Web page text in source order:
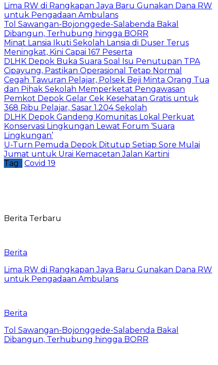
Lima RW di Rangkapan Jaya Baru Gunakan Dana RW
untuk Pengadaan Ambulans
Tol Sawangan-Bojonggede-Salabenda Bakal
Dibangun, Terhubung hingga BORR
Minat Lansia Ikuti Sekolah Lansia di Duser Terus
Meningkat, Kini Capai 167 Peserta
DLHK Depok Buka Suara Soal Isu Penutupan TPA
Cipayung, Pastikan Operasional Tetap Normal
Cegah Tawuran Pelajar, Polsek Beji Minta Orang Tua
dan Pihak Sekolah Memperketat Pengawasan
Pemkot Depok Gelar Cek Kesehatan Gratis untuk
368 Ribu Pelajar, Sasar 1.204 Sekolah
DLHK Depok Gandeng Komunitas Lokal Perkuat
Konservasi Lingkungan Lewat Forum ‘Suara
Lingkungan’
U-Turn Pemuda Depok Ditutup Setiap Sore Mulai
Jumat untuk Urai Kemacetan Jalan Kartini
Tag : Covid 19
Berita Terbaru
Berita
Lima RW di Rangkapan Jaya Baru Gunakan Dana RW
untuk Pengadaan Ambulans
Berita
Tol Sawangan-Bojonggede-Salabenda Bakal
Dibangun, Terhubung hingga BORR